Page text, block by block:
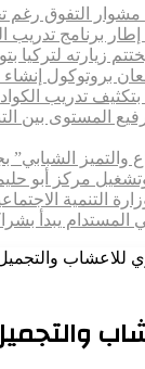
مشوار التفوق
زيارته
إنشاء الجامعة
تدريب الكوادر
المستوى بين
والتميز
مركز أبو
التنمية
المستدام يبدأ
للاعشاب